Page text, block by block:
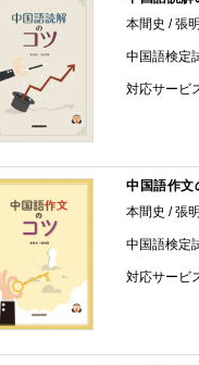
本間史 / 張
中国語検定
対応サービ
中国語作文
本間史 / 張
中国語検定
対応サービ